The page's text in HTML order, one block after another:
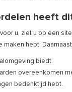
heeft
u, ziet u op een
hebt.
biedt.
overeenkomen
bedenktijd hebt.